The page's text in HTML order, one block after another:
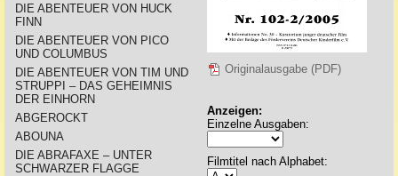
DIE ABENTEUER VON HUCK
FINN
DIE ABENTEUER VON PICO
UND COLUMBUS
DIE ABENTEUER VON TIM UND
STRUPPI – DAS GEHEIMNIS
DER EINHORN
ABGEROCKT
ABOUNA
DIE ABRAFAXE – UNTER
SCHWARZER FLAGGE
Originalausgabe (PDF)
Anzeigen:
Einzelne Ausgaben:
Filmtitel nach Alphabet: